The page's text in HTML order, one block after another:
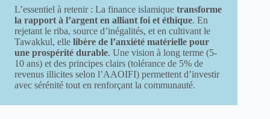
L’essentiel à retenir : La finance islamique transforme
la rapport à l’argent en alliant foi et éthique. En
rejetant le riba, source d’inégalités, et en cultivant le
Tawakkul, elle libère de l’anxiété matérielle pour
une prospérité durable. Une vision à long terme (5-
10 ans) et des principes clairs (tolérance de 5% de
revenus illicites selon l’AAOIFI) permettent d’investir
avec sérénité tout en renforçant la communauté.